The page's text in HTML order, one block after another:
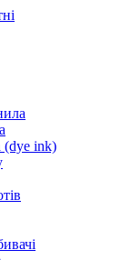
(dye ink)